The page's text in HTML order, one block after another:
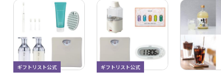
ギフトリスト公式 ギフトリスト公式